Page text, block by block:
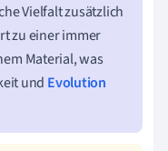
Vielfalt zusätzlich
zu einer immer
Material, was
und Evolution